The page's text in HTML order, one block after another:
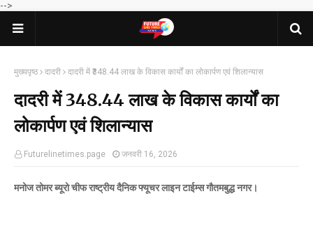
-->
मुख्यपृष्ठ दादरी दादरी में ₹348.44 लाख के विकास कार्यों का लोकार्पण एवं शिलान्यास
दादरी में ₹348.44 लाख के विकास कार्यों का
लोकार्पण एवं शिलान्यास
Futurelinetimes.page जनवरी 16, 2026
मनोज तोमर ब्यूरो चीफ राष्ट्रीय दैनिक फ्यूचर लाइन टाईम्स गौतमबुद्ध नगर।